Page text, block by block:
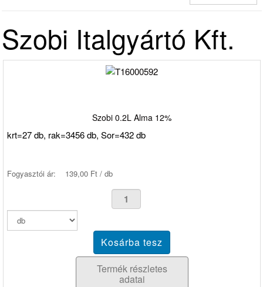
Szobi Italgyártó Kft.
Szobi 0.2L Alma 12%
krt=27 db, rak=3456 db, Sor=432 db
Fogyasztói ár: 139,00 Ft / db
Termék részletes
adatai